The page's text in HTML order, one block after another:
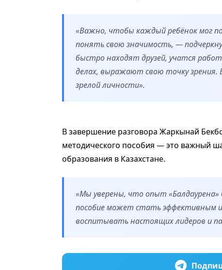
«Важно, чтобы каждый ребёнок мог
понять свою значимость, —
быстро находят друзей, учатся
делах, выражают свою точку
зрелой личности».
В завершение разговора Жаркынай
методического пособия — это важный
образования в Казахстане.
«Мы уверены, что опыт «Балдаурена»
пособие может стать эффективным
воспитывать настоящих лидеров и